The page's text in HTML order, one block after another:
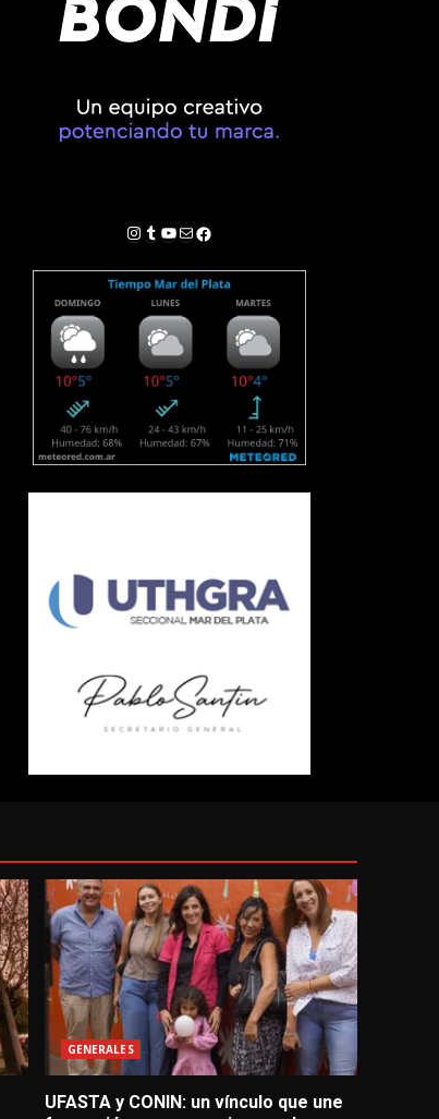
Instagram
Tumblr
YouTube
Correo electrónico
Facebook
GENERALES
UFASTA y CONIN: un vínculo que une